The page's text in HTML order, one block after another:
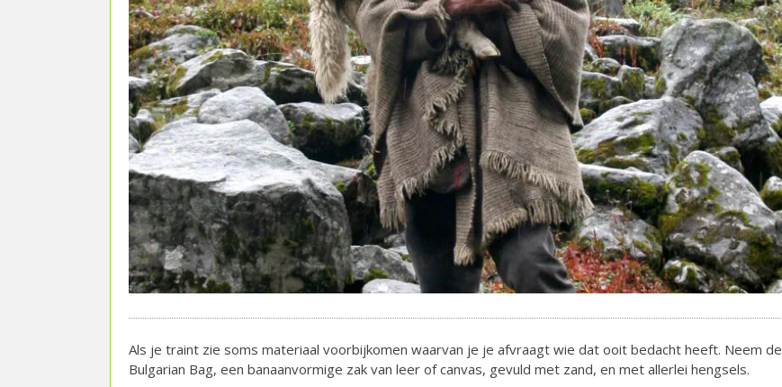
Als je traint zie soms materiaal voorbijkomen waarvan je je afvraagt wie dat ooit bedacht heeft. Neem de
Bulgarian Bag, een banaanvormige zak van leer of canvas, gevuld met zand, en met allerlei hengsels.